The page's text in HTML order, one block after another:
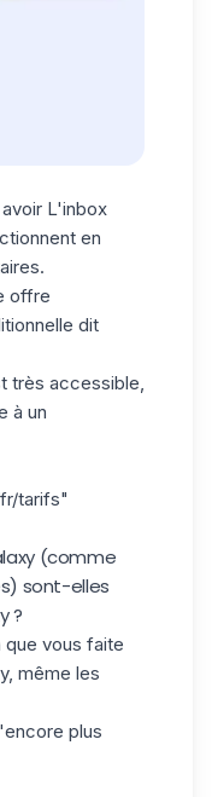
L'inbox
en
offre
dit
très accessible,
à un
tarifs"
(comme
sont-elles
?
que vous faite
même les
plus